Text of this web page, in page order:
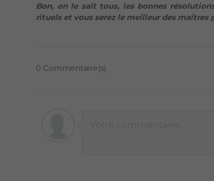
Bon, on le sait tous, les bonnes
rituels et vous serez le meilleur des maîtres
0 Commentaire(s)